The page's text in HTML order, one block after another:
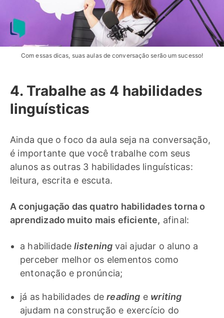
Com essas dicas, suas aulas de conversação serão um sucesso!
4. Trabalhe as 4 habilidades
linguísticas
Ainda que o foco da aula seja na conversação,
é importante que você trabalhe com seus
alunos as outras 3 habilidades linguísticas:
leitura, escrita e escuta.
A conjugação das quatro habilidades torna o
aprendizado muito mais eficiente, afinal:
a habilidade listening vai ajudar o aluno a
perceber melhor os elementos como
entonação e pronúncia;
já as habilidades dereading e writing
ajudam na construção e exercício do